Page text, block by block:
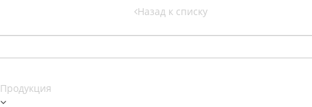
Назад к списку
Продукция